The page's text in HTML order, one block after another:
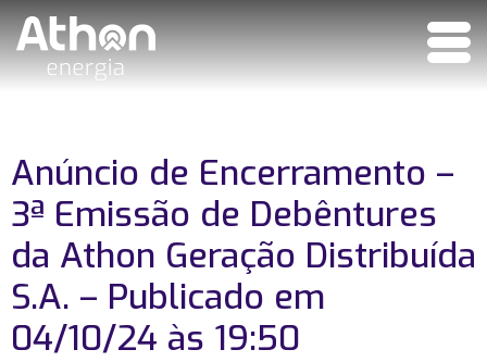
Anúncio de Encerramento –
3ª Emissão de Debêntures
da Athon Geração Distribuída
S.A. – Publicado em
04/10/24 às 19:50